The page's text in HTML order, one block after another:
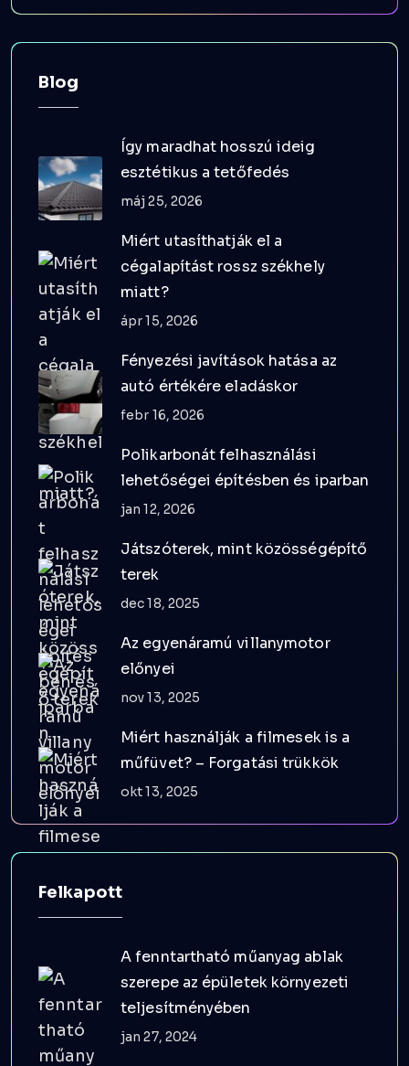
Blog
Így maradhat hosszú ideig
esztétikus a tetőfedés
máj 25, 2026
Miért utasíthatják el a
cégalapítást rossz székhely
miatt?
ápr 15, 2026
Fényezési javítások hatása az
autó értékére eladáskor
febr 16, 2026
Polikarbonát felhasználási
lehetőségei építésben és iparban
jan 12, 2026
Játszóterek, mint közösségépítő
terek
dec 18, 2025
Az egyenáramú villanymotor
előnyei
nov 13, 2025
Miért használják a filmesek is a
műfüvet? – Forgatási trükkök
okt 13, 2025
Felkapott
A fenntartható műanyag ablak
szerepe az épületek környezeti
teljesítményében
jan 27, 2024